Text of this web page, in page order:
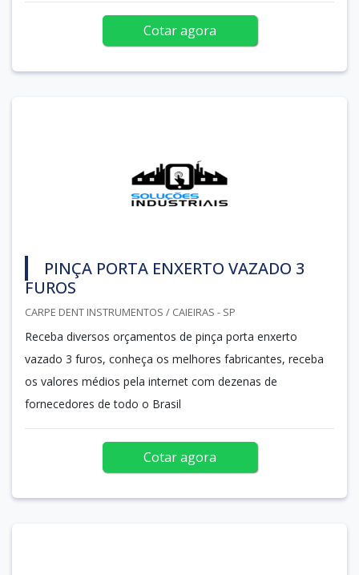
Cotar agora
PINÇA PORTA ENXERTO VAZADO 3
FUROS
CARPE DENT INSTRUMENTOS / CAIEIRAS - SP
Receba diversos orçamentos de pinça porta enxerto
vazado 3 furos, conheça os melhores fabricantes, receba
os valores médios pela internet com dezenas de
fornecedores de todo o Brasil
Cotar agora